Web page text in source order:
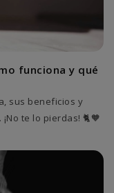
funciona y qué
sus beneficios y
te lo pierdas! 🐈🧡